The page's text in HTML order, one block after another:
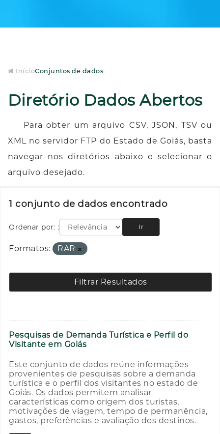
InícioConjuntos de dados
Diretório Dados Abertos
Para obter um arquivo CSV, JSON, TSV ou
XML no servidor FTP do Estado de Goiás, basta
navegar nos diretórios abaixo e selecionar o
arquivo desejado.
1 conjunto de dados encontrado
Ordenar por: Ir
Formatos: RAR
Filtrar Resultados
Pesquisas de Demanda Turística e Perfil do
Visitante em Goiás
Este conjunto de dados reúne informações
provenientes de pesquisas sobre a demanda
turística e o perfil dos visitantes no estado de
Goiás. Os dados permitem analisar
características como origem dos turistas,
motivações de viagem, tempo de permanência,
gastos, preferências e avaliação dos destinos.